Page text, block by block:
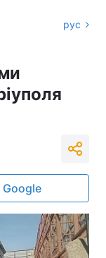
рус
Google